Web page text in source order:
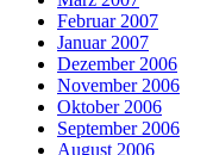
Februar 2007
Januar 2007
Dezember 2006
November 2006
Oktober 2006
September 2006
August 2006